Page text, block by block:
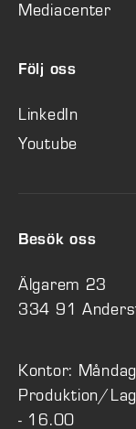
Mediacenter
Följ oss
LinkedIn
Youtube
Besök oss
Älgarem 23
334 91
Kontor:
Produktion/
- 16.00